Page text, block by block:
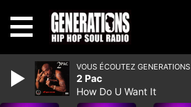
VOUS ÉCOUTEZ GENERATIONS
2 Pac
How Do U Want It